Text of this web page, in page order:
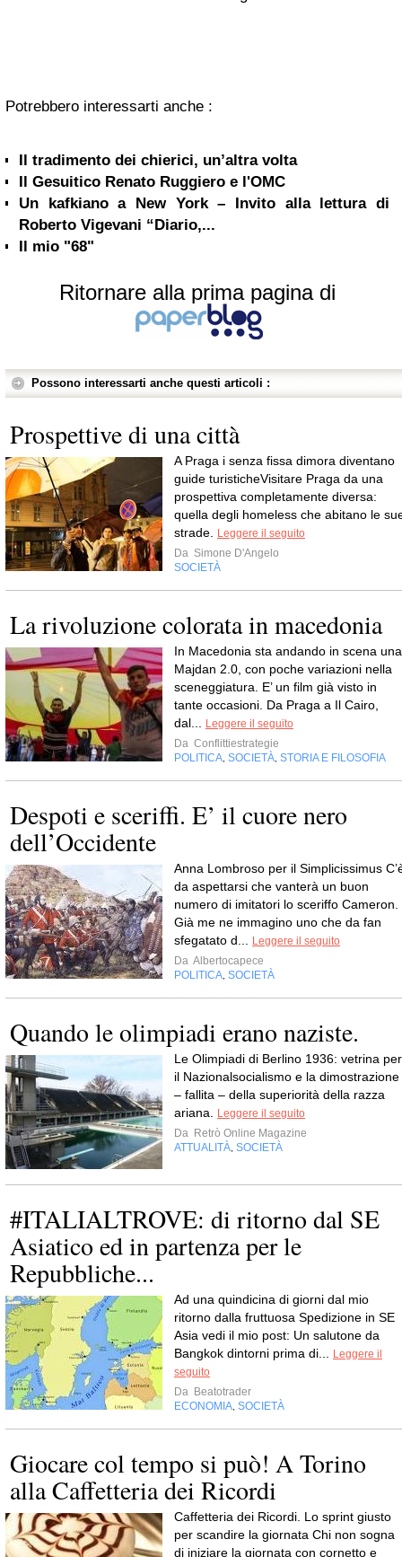
Potrebbero interessarti anche :
Il tradimento dei chierici, un’altra volta
Il Gesuitico Renato Ruggiero e l'OMC
Un kafkiano a New York – Invito alla lettura di
Roberto Vigevani “Diario,...
Il mio "68"
Ritornare alla prima pagina di
Possono interessarti anche questi articoli :
Prospettive di una città
A Praga i senza fissa dimora diventano
guide turisticheVisitare Praga da una
prospettiva completamente diversa:
quella degli homeless che abitano le
strade.
Leggere il seguito
Da Simone D'Angelo
SOCIETÀ
La rivoluzione colorata in macedonia
In Macedonia sta andando in scena una
Majdan 2.0, con poche variazioni nella
sceneggiatura. E’ un film già visto in
tante occasioni. Da Praga a Il Cairo,
dal...
Leggere il seguito
Da Conflittiestrategie
POLITICA SOCIETÀ STORIA E FILOSOFIA
Despoti e sceriffi. E’ il cuore nero
dell’Occidente
Anna Lombroso per il Simplicissimus
da aspettarsi che vanterà un buon
numero di imitatori lo sceriffo Cameron.
Già me ne immagino uno che da fan
sfegatato d...
Leggere il seguito
Da Albertocapece
POLITICA SOCIETÀ
Quando le olimpiadi erano naziste.
Le Olimpiadi di Berlino 1936: vetrina per
il Nazionalsocialismo e la dimostrazione
– fallita – della superiorità della razza
ariana.
Leggere il seguito
Da Retrò Online Magazine
ATTUALITÀ SOCIETÀ
#ITALIALTROVE: di ritorno dal SE
Asiatico ed in partenza per le
Repubbliche...
Ad una quindicina di giorni dal mio
ritorno dalla fruttuosa Spedizione in SE
Asia vedi il mio post: Un salutone da
Bangkok dintorni prima di...
Leggere il
seguito
Da Beatotrader
ECONOMIA SOCIETÀ
Giocare col tempo si può! A Torino
alla Caffetteria dei Ricordi
Caffetteria dei Ricordi. Lo sprint giusto
per scandire la giornata Chi non sogna
di iniziare la giornata con cornetto e